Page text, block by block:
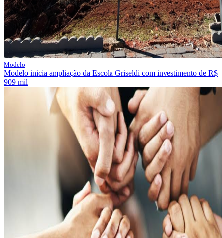
Modelo
Modelo inicia ampliação da Escola Griseldi com investimento de R$
909 mil